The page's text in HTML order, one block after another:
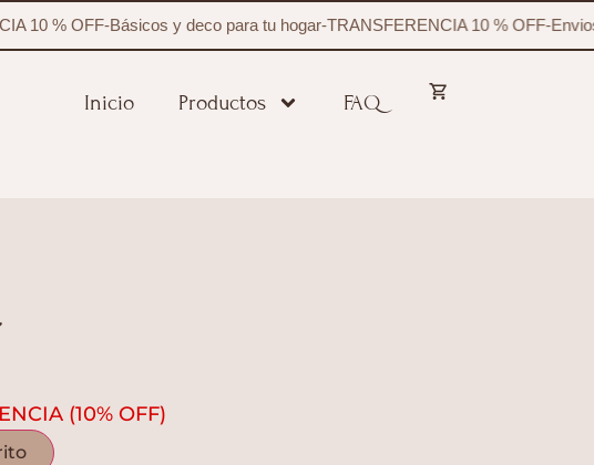
10 % OFF-Básicos y deco para tu hogar-TRANSFERENCIA 10 % OFF-Envios
Inicio Productos FAQ
(10% OFF)